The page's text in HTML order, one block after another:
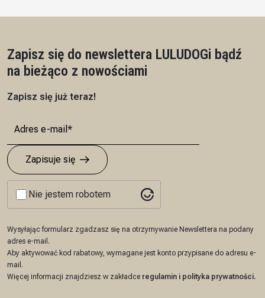
Zapisz się do newslettera LULUDOGi bądź
na bieżąco z nowościami
Zapisz się już teraz!
Zapisuje się
Nie jestem robotem
Wysyłając formularz zgadzasz się na otrzymywanie Newslettera na podany
adres e-mail.
Aby aktywować kod rabatowy, wymagane jest konto przypisane do adresu e-
mail.
Więcej informacji znajdziesz w zakładce regulamin i polityka prywatności.